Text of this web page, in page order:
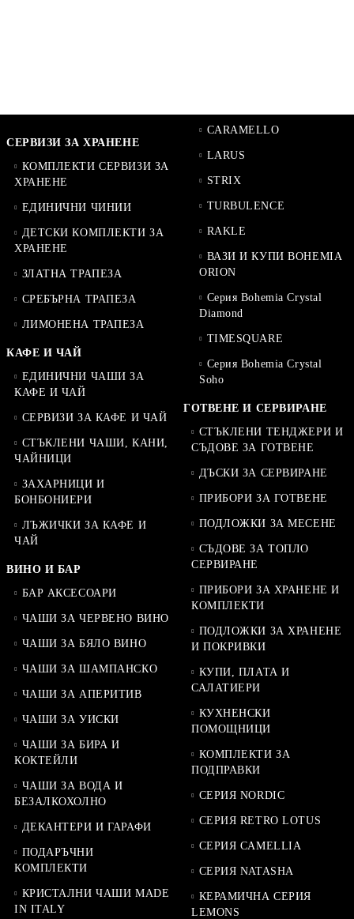
СЕРВИЗИ ЗА ХРАНЕНЕ
КОМПЛЕКТИ СЕРВИЗИ ЗА
ХРАНЕНЕ
ЕДИНИЧНИ ЧИНИИ
ДЕТСКИ КОМПЛЕКТИ ЗА
ХРАНЕНЕ
ЗЛАТНА ТРАПЕЗА
СРЕБЪРНА ТРАПЕЗА
ЛИМОНЕНА ТРАПЕЗА
КАФЕ И ЧАЙ
ЕДИНИЧНИ ЧАШИ ЗА
КАФЕ И ЧАЙ
СЕРВИЗИ ЗА КАФЕ И ЧАЙ
СТЪКЛЕНИ ЧАШИ, КАНИ,
ЧАЙНИЦИ
ЗАХАРНИЦИ И
БОНБОНИЕРИ
ЛЪЖИЧКИ ЗА КАФЕ И
ЧАЙ
ВИНО И БАР
БАР АКСЕСОАРИ
ЧАШИ ЗА ЧЕРВЕНО ВИНО
ЧАШИ ЗА БЯЛО ВИНО
ЧАШИ ЗА ШАМПАНСКО
ЧАШИ ЗА АПЕРИТИВ
ЧАШИ ЗА УИСКИ
ЧАШИ ЗА БИРА И
КОКТЕЙЛИ
ЧАШИ ЗА ВОДА И
БЕЗАЛКОХОЛНО
ДЕКАНТЕРИ И ГАРАФИ
ПОДАРЪЧНИ
КОМПЛЕКТИ
КРИСТАЛНИ ЧАШИ MADE
IN ITALY
CARAMELLO
LARUS
STRIX
TURBULENCE
RAKLE
ВАЗИ И КУПИ BOHEMIA
ORION
Серия Bohemia Crystal
Diamond
TIMESQUARE
Серия Bohemia Crystal
Soho
ГОТВЕНЕ И СЕРВИРАНЕ
СТЪКЛЕНИ ТЕНДЖЕРИ И
СЪДОВЕ ЗА ГОТВЕНЕ
ДЪСКИ ЗА СЕРВИРАНЕ
ПРИБОРИ ЗА ГОТВЕНЕ
ПОДЛОЖКИ ЗА МЕСЕНЕ
СЪДОВЕ ЗА ТОПЛО
СЕРВИРАНЕ
ПРИБОРИ ЗА ХРАНЕНЕ И
КОМПЛЕКТИ
ПОДЛОЖКИ ЗА ХРАНЕНЕ
И ПОКРИВКИ
КУПИ, ПЛАТА И
САЛАТИЕРИ
КУХНЕНСКИ
ПОМОЩНИЦИ
КОМПЛЕКТИ ЗА
ПОДПРАВКИ
СЕРИЯ NORDIC
СЕРИЯ RETRO LOTUS
СЕРИЯ CAMELLIA
СЕРИЯ NATASHA
КЕРАМИЧНА СЕРИЯ
LEMONS